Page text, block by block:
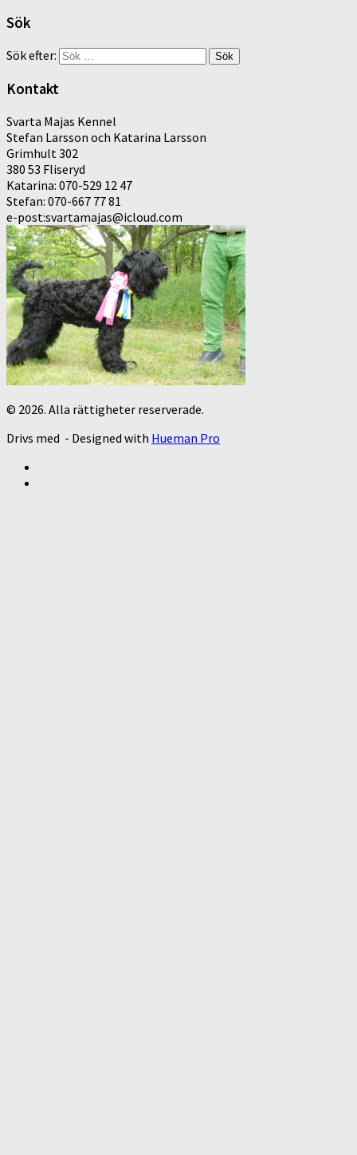
Sök
Sök efter:
Kontakt
Svarta Majas Kennel
Stefan Larsson och Katarina Larsson
Grimhult 302
380 53 Fliseryd
Katarina: 070-529 12 47
Stefan: 070-667 77 81
e-post:svartamajas@icloud.com
© 2026. Alla rättigheter reserverade.
Drivs med - Designed with Hueman Pro